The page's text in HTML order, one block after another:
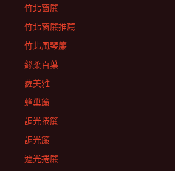
竹北窗簾
竹北窗簾推薦
竹北風琴簾
絲柔百葉
蘿美雅
蜂巢簾
調光捲簾
調光簾
遮光捲簾